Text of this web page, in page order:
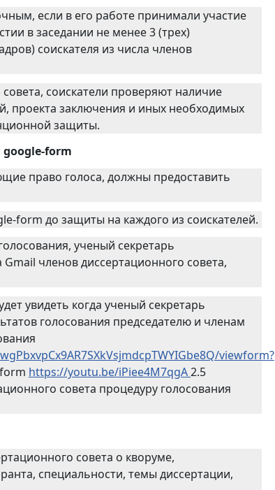
если в его работе принимали участие
в заседании не менее 3 (трех)
соискателя из числа членов
соискатели проверяют наличие
проекта заключения и иных необходимых
защиты.
form
право голоса, должны предоставить
form до защиты на каждого из соискателей.
ученый секретарь
членов диссертационного совета,
увидеть когда ученый секретарь
голосования председателю и членам
viewform?
https://youtu.be/iPiee4M7qgA2.5
совета процедуру голосования
совета о кворуме,
специальности, темы диссертации,